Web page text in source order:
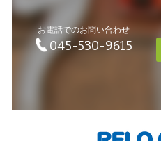
お電話でのお問い合わせ
045-530-9615